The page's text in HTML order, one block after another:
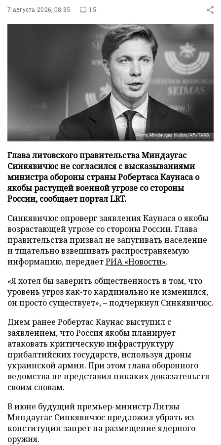
7 августа 2026, 08:35 15
Фото: Mindaugas Kulbis/AP/TASS
Глава литовского правительства Миндаугас
Синкявичюс не согласился с высказываниями
министра обороны страны Робертаса Каунаса о
якобы растущей военной угрозе со стороны
России, сообщает портал LRT.
Синкявичюс опроверг заявления Каунаса о якобы
возрастающей угрозе со стороны России. Глава
правительства призвал не запугивать население
и тщательно взвешивать распространяемую
информацию, передаетРИА «Новости».
«Я хотел бы заверить общественность в том, что
уровень угроз как-то кардинально не изменился,
он просто существует», – подчеркнул Синкявичюс.
Днем ранее Робертас Каунас выступил с
заявлением, что Россия якобы планирует
атаковать критическую инфраструктуру
прибалтийских государств, используя дроны
украинской армии. При этом глава оборонного
ведомства не представил никаких доказательств
своим словам.
В июне будущий премьер-министр Литвы
Миндаугас Синкявичюспредложилубрать из
конституции запрет на размещение ядерного
оружия.